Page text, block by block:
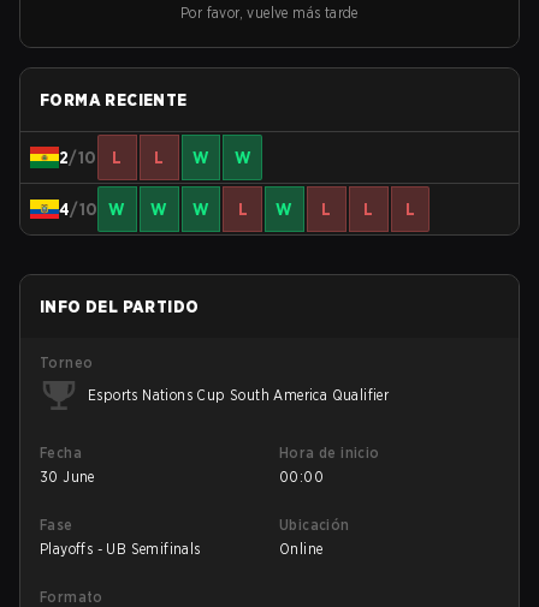
Por favor, vuelve más tarde
FORMA RECIENTE
2/10 L L W W
4/10 W W W L W L L L
INFO DEL PARTIDO
Torneo
Esports Nations Cup South America Qualifier
Fecha
30 June
Hora de inicio
00:00
Fase
Playoffs - UB Semifinals
Ubicación
Online
Formato